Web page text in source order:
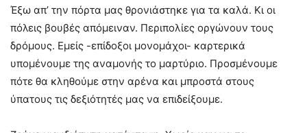
Έξω απ’ την πόρτα μας θρονιάστηκε για τα καλά. Κι οι
πόλεις βουβές απόμειναν. Περιπολίες οργώνουν τους
δρόμους. Εμείς -επίδοξοι μονομάχοι- καρτερικά
υπομένουμε της αναμονής το μαρτύριο. Προσμένουμε
πότε θα κληθούμε στην αρένα και μπροστά στους
ύπατους τις δεξιότητές μας να επιδείξουμε.